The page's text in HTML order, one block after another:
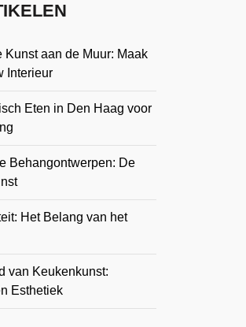
Kunst aan de Muur: Maak
Interieur
Eten in Den Haag voor
Behangontwerpen: De
Het Belang van het
van Keukenkunst:
Esthetiek